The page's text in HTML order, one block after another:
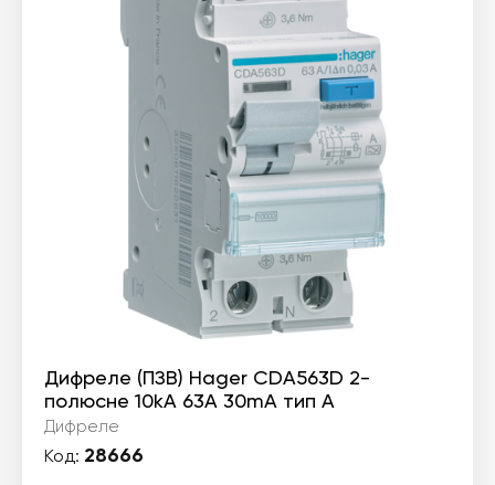
Дифреле (ПЗВ) Hager CDA563D 2-
полюсне 10kА 63А 30mA тип А
Дифреле
Код: 28666